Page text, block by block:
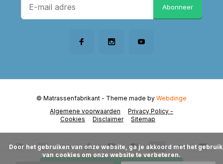
Abonneer
Algemene voorwaarden
Privacy Policy -
Cookies
Disclaimer Sitemap
© Matrassenfabrikant - Theme made by Webdinge
van cookies om onze website te verbeteren.